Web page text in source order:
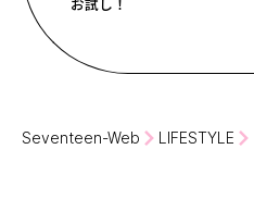
Seventeen-Web LIFESTYLE